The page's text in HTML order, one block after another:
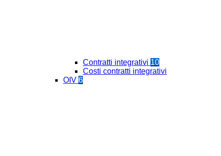
Contratti integrativi 10
Costi contratti integrativi
OIV 6